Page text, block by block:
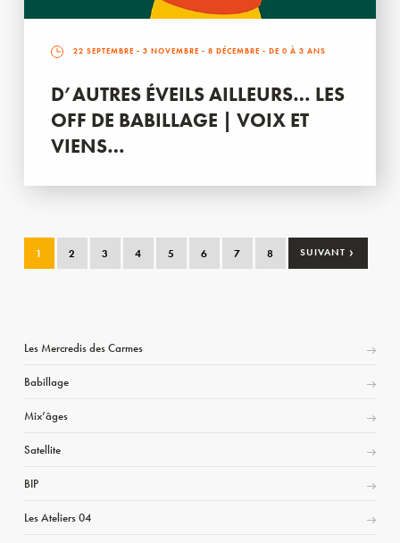
22 SEPTEMBRE - 3 NOVEMBRE - 8 DÉCEMBRE - DE 0 À 3 ANS
D’AUTRES ÉVEILS AILLEURS… LES
OFF DE BABILLAGE | VOIX ET
VIENS…
1 2 3 4 5 6 7 8 SUIVANT ›
Les Mercredis des Carmes
Babillage
Mix’âges
Satellite
BIP
Les Ateliers 04